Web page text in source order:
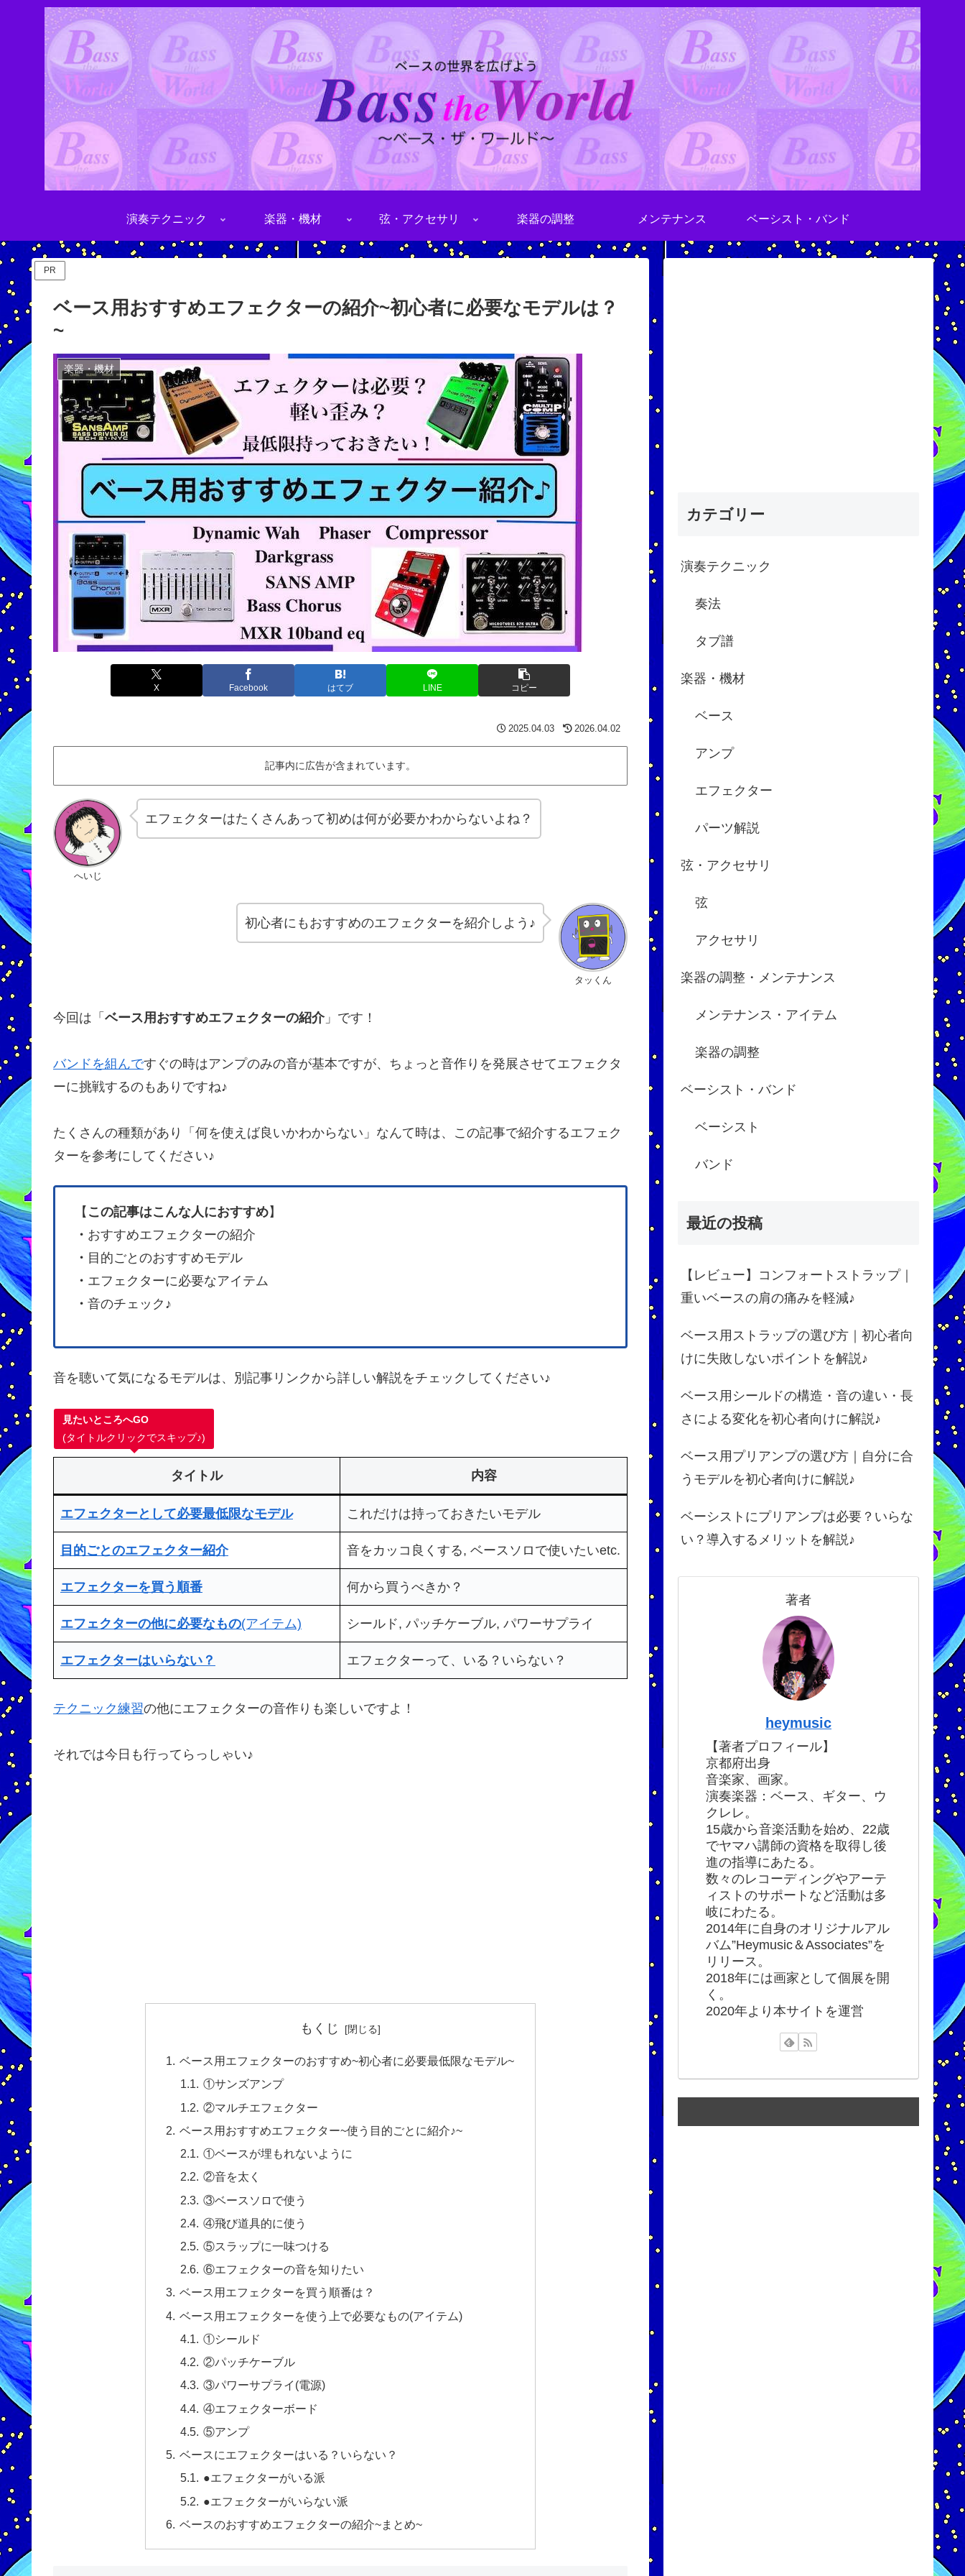
演奏テクニック 楽器・機材 弦・アクセサリ 楽器の調整 メンテナンス ベーシスト・バンド
PR
ベース用おすすめエフェクターの紹介~初心者に必要なモデルは？
~
楽器・機材
X Facebook はてブ LINE コピー
2025.04.03 2026.04.02
記事内に広告が含まれています。
へいじ
エフェクターはたくさんあって初めは何が必要かわからないよね？
タッくん
初心者にもおすすめのエフェクターを紹介しよう♪
今回は「 ベース用おすすめエフェクターの紹介」です！
バンドを組んですぐの時はアンプのみの音が基本ですが、ちょっと音作りを発展させてエフェクタ
ーに挑戦するのもありですね♪
たくさんの種類があり「何を使えば良いかわからない」なんて時は、この記事で紹介するエフェク
ターを参考にしてください♪
【 この記事はこんな人におすすめ】
・ おすすめエフェクターの紹介
・ 目的ごとのおすすめモデル
・ エフェクターに必要なアイテム
・ 音のチェック♪
音を聴いて気になるモデルは、別記事リンクから詳しい解説をチェックしてください♪
見たいところへGO
(タイトルクリックでスキップ♪)
タイトル 内容
エフェクターとして必要最低限なモデル これだけは持っておきたいモデル
目的ごとのエフェクター紹介 音をカッコ良くする, ベースソロで使いたいetc.
エフェクターを買う順番 何から買うべきか？
エフェクターの他に必要なもの(アイテム) シールド, パッチケーブル, パワーサプライ
エフェクターはいらない？ エフェクターって、いる？いらない？
テクニック練習の他にエフェクターの音作りも楽しいですよ！
それでは今日も行ってらっしゃい♪
もくじ
ベース用エフェクターのおすすめ~初心者に必要最低限なモデル~
①サンズアンプ
②マルチエフェクター
ベース用おすすめエフェクター~使う目的ごとに紹介♪~
①ベースが埋もれないように
②音を太く
③ベースソロで使う
④飛び道具的に使う
⑤スラップに一味つける
⑥エフェクターの音を知りたい
ベース用エフェクターを買う順番は？
ベース用エフェクターを使う上で必要なもの(アイテム)
①シールド
②パッチケーブル
③パワーサプライ(電源)
④エフェクターボード
⑤アンプ
ベースにエフェクターはいる？いらない？
●エフェクターがいる派
●エフェクターがいらない派
ベースのおすすめエフェクターの紹介~まとめ~
カテゴリー
演奏テクニック
奏法
タブ譜
楽器・機材
ベース
アンプ
エフェクター
パーツ解説
弦・アクセサリ
弦
アクセサリ
楽器の調整・メンテナンス
メンテナンス・アイテム
楽器の調整
ベーシスト・バンド
ベーシスト
バンド
最近の投稿
【レビュー】コンフォートストラップ｜
重いベースの肩の痛みを軽減♪
ベース用ストラップの選び方｜初心者向
けに失敗しないポイントを解説♪
ベース用シールドの構造・音の違い・長
さによる変化を初心者向けに解説♪
ベース用プリアンプの選び方｜自分に合
うモデルを初心者向けに解説♪
ベーシストにプリアンプは必要？いらな
い？導入するメリットを解説♪
著者
heymusic
【著者プロフィール】
京都府出身
音楽家、画家。
演奏楽器：ベース、ギター、ウ
クレレ。
15歳から音楽活動を始め、22歳
でヤマハ講師の資格を取得し後
進の指導にあたる。
数々のレコーディングやアーテ
ィストのサポートなど活動は多
岐にわたる。
2014年に自身のオリジナルアル
バム”Heymusic＆Associates”を
リリース。
2018年には画家として個展を開
く。
2020年より本サイトを運営